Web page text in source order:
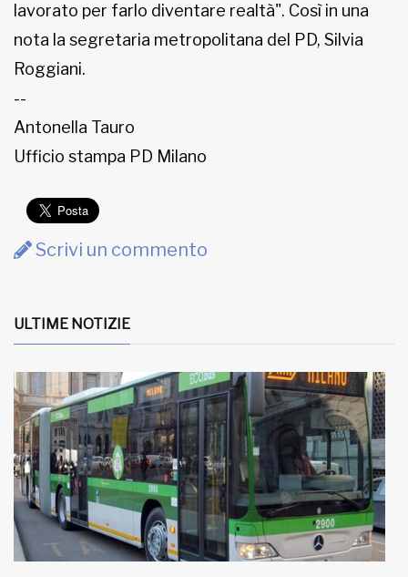
lavorato per farlo diventare realtà". Così in una
nota la segretaria metropolitana del PD, Silvia
Roggiani.
--
Antonella Tauro
Ufficio stampa PD Milano
Scrivi un commento
ULTIME NOTIZIE